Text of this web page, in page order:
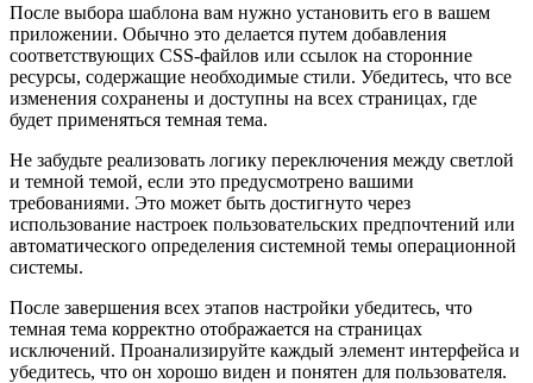
После выбора шаблона вам нужно установить его в вашем
приложении. Обычно это делается путем добавления
соответствующих CSS-файлов или ссылок на сторонние
ресурсы, содержащие необходимые стили. Убедитесь, что все
изменения сохранены и доступны на всех страницах, где
будет применяться темная тема.
Не забудьте реализовать логику переключения между светлой
и темной темой, если это предусмотрено вашими
требованиями. Это может быть достигнуто через
использование настроек пользовательских предпочтений или
автоматического определения системной темы операционной
системы.
После завершения всех этапов настройки убедитесь, что
темная тема корректно отображается на страницах
исключений. Проанализируйте каждый элемент интерфейса и
убедитесь, что он хорошо виден и понятен для пользователя.